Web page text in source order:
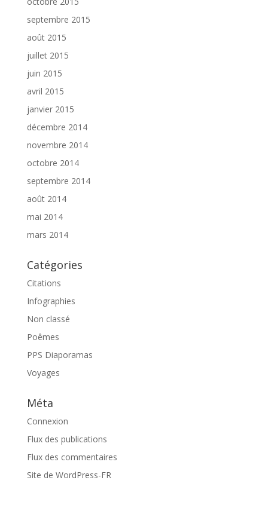
septembre 2015
août 2015
juillet 2015
juin 2015
avril 2015
janvier 2015
décembre 2014
novembre 2014
octobre 2014
septembre 2014
août 2014
mai 2014
mars 2014
Catégories
Citations
Infographies
Non classé
Poêmes
PPS Diaporamas
Voyages
Méta
Connexion
Flux des publications
Flux des commentaires
Site de WordPress-FR